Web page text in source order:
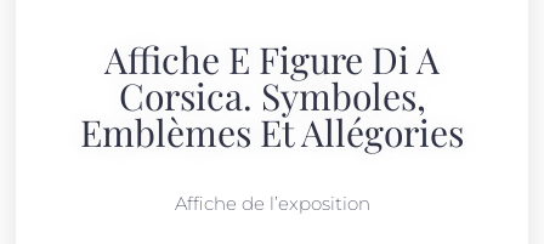
Affiche E Figure Di A
Corsica. Symboles,
Emblèmes Et Allégories
Affiche de l’exposition